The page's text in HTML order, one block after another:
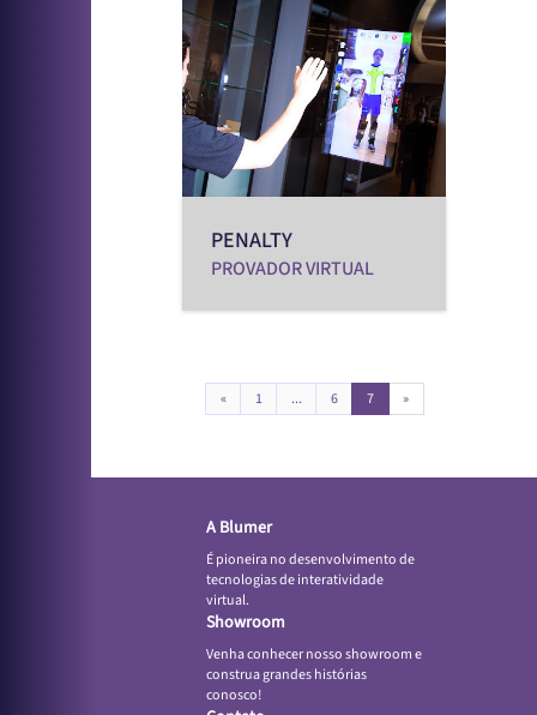
PENALTY
PROVADOR VIRTUAL
« 1 ... 6 7 »
A Blumer
É pioneira no desenvolvimento de
tecnologias de interatividade
virtual.
Showroom
Venha conhecer nosso showroom e
construa grandes histórias
conosco!